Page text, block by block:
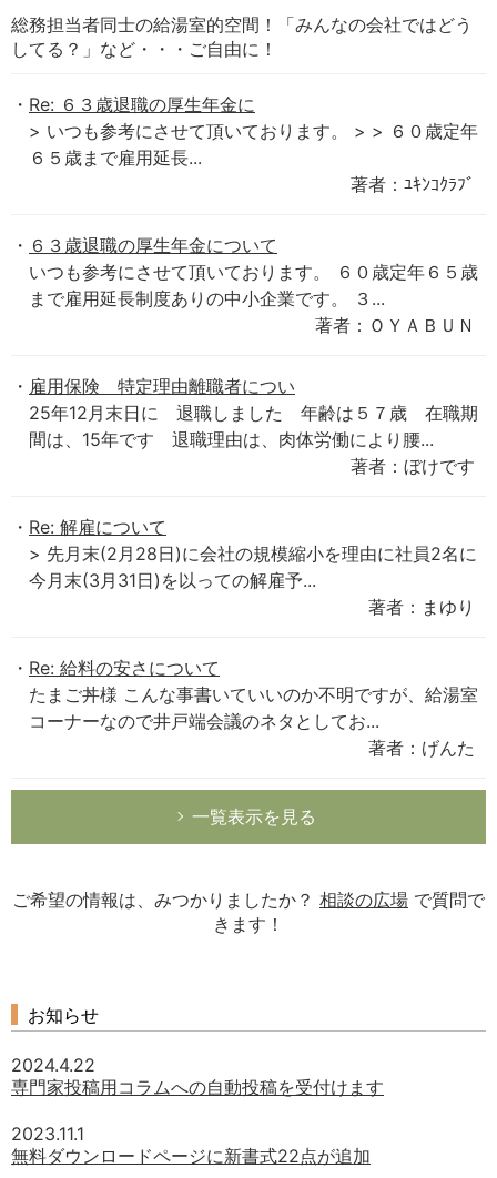
総務担当者同士の給湯室的空間！「みんなの会社ではどう
してる？」など・・・ご自由に！
Re: ６３歳退職の厚生年金に
> いつも参考にさせて頂いております。 > > ６０歳定年
６５歳まで雇用延長...
著者：ﾕｷﾝｺｸﾗﾌﾞ
６３歳退職の厚生年金について
いつも参考にさせて頂いております。 ６０歳定年６５歳
まで雇用延長制度ありの中小企業です。 ３...
著者：ＯＹＡＢＵＮ
雇用保険 特定理由離職者につい
25年12月末日に 退職しました 年齢は５７歳 在職期
間は、15年です 退職理由は、肉体労働により腰...
著者：ぼけです
Re: 解雇について
> 先月末(2月28日)に会社の規模縮小を理由に社員2名に
今月末(3月31日)を以っての解雇予...
著者：まゆり
Re: 給料の安さについて
たまご丼様 こんな事書いていいのか不明ですが、給湯室
コーナーなので井戸端会議のネタとしてお...
著者：げんた
一覧表示を見る
ご希望の情報は、みつかりましたか？ 相談の広場 で質問で
きます！
お知らせ
2024.4.22
専門家投稿用コラムへの自動投稿を受付けます
2023.11.1
無料ダウンロードページに新書式22点が追加